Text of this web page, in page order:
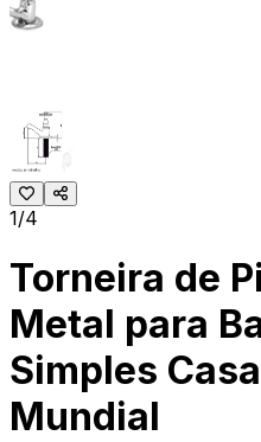
1/4
Torneira de
Metal para
Simples
Mundial